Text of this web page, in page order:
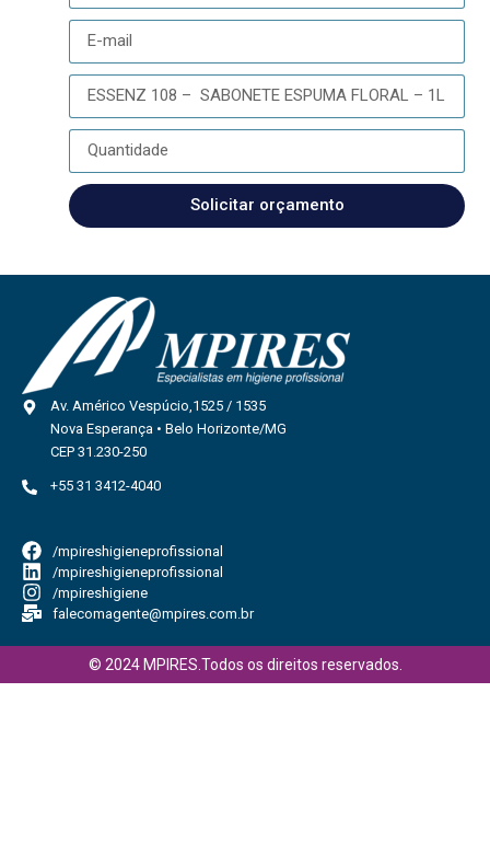
Solicitar orçamento
Av. Américo Vespúcio,1525 / 1535
Nova Esperança • Belo Horizonte/MG
CEP 31.230-250
+55 31 3412-4040
/mpireshigieneprofissional
/mpireshigieneprofissional
/mpireshigiene
falecomagente@mpires.com.br
© 2024 MPIRES.Todos os direitos reservados.